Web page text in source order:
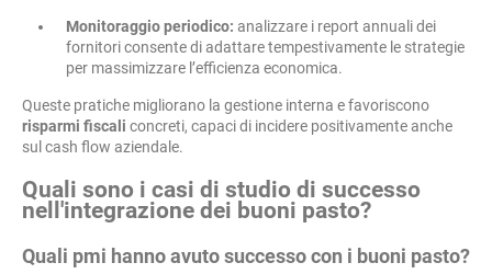
Monitoraggio periodico: analizzare i report annuali dei
fornitori consente di adattare tempestivamente le strategie
per massimizzare l’efficienza economica.
Queste pratiche migliorano la gestione interna e favoriscono
risparmi fiscali concreti, capaci di incidere positivamente anche
sul cash flow aziendale.
Quali sono i casi di studio di successo
nell'integrazione dei buoni pasto?
Quali pmi hanno avuto successo con i buoni pasto?